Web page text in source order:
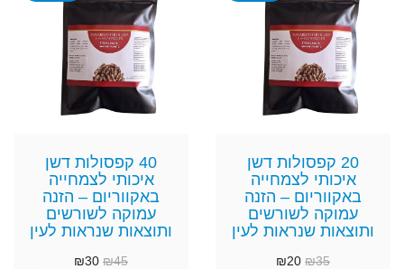
20 קפסולות דשן
איכותי לצמחייה
באקווריום – הזנה
עמוקה לשורשים
ותוצאות שנראות לעין
₪35
₪20
40 קפסולות דשן
איכותי לצמחייה
באקווריום – הזנה
עמוקה לשורשים
ותוצאות שנראות לעין
₪45
₪30